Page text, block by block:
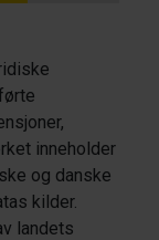
inneholder
og danske
kilder.
landets